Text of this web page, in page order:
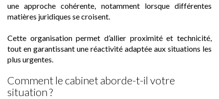
une approche cohérente, notamment lorsque différentes
matières juridiques se croisent.
Cette organisation permet d’allier proximité et technicité,
tout en garantissant une réactivité adaptée aux situations les
plus urgentes.
Comment le cabinet aborde-t-il votre
situation ?